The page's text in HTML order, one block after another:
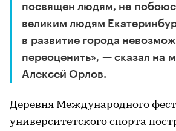
посвящен людям, не
великим людям
в развитие города
переоценить», — сказал на
Алексей Орлов.
Деревня Международного
университетского спорта